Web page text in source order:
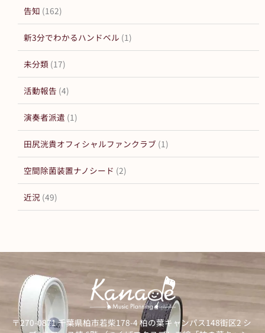
告知 (162)
新3分でわかるハンドベル (1)
未分類 (17)
活動報告 (4)
演奏者派遣 (1)
田尻洸貴オフィシャルファンクラブ (1)
空間除菌装置ナノシード (2)
近況 (49)
〒270-0871 千葉県柏市若柴178-4 柏の葉キャンパス148街区2 シ